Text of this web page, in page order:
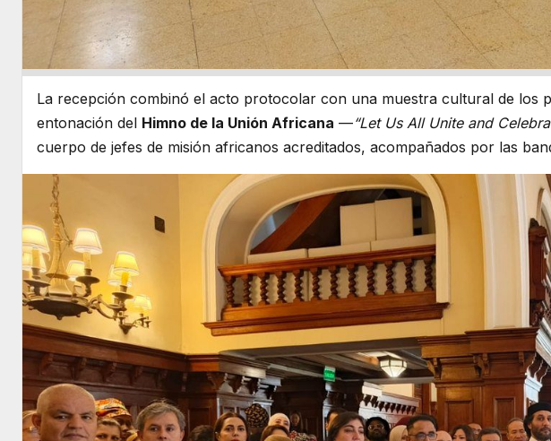
La recepción combinó el acto protocolar con una muestra cultural de los
entonación del Himno de la Unión Africana —“Let Us All Unite and
cuerpo de jefes de misión africanos acreditados, acompañados por las